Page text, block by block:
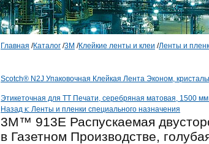
Главная /Каталог /3М /Клейкие ленты и клеи /Ленты и
Scotch® N2J Упаковочная Клейкая Лента Эконом,
Этикеточная для ТТ Печати, серебряная матовая, 1500
Назад к: Ленты и пленки специального назначения
3M™ 913E Распускаемая
в Газетном Производстве,